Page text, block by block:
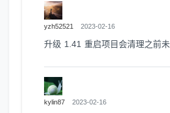
yzh52521 2023-02-16
升级 1.41 重启项目会清理之前
kylin87 2023-02-16